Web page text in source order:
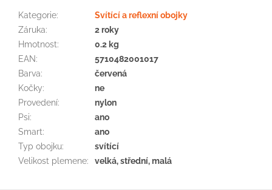
Kategorie:
Svítící a reflexní obojky
Záruka:
2 roky
Hmotnost:
0.2 kg
EAN:
5710482001017
Barva:
červená
Kočky:
ne
Provedení:
nylon
Psi:
ano
Smart:
ano
Typ obojku:
svítící
Velikost plemene: velká, střední, malá